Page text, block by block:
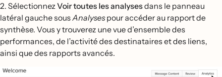
2. Sélectionnez Voir toutes les analysesdans le panneau
latéral gauche sous Analysespour accéder au rapport de
synthèse. Vous y trouverez une vue d’ensemble des
performances, de l’activité des destinataires et des liens,
ainsi que des rapports avancés.